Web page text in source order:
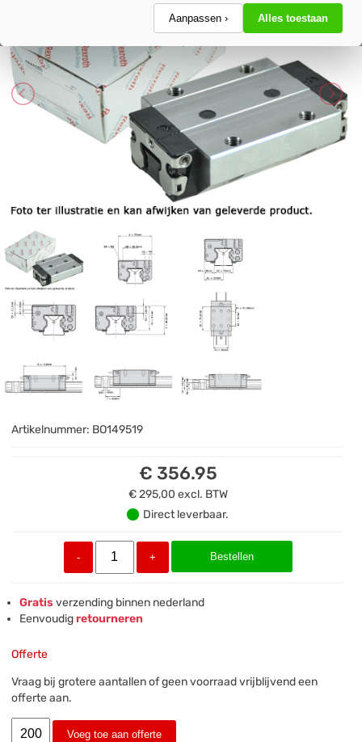
Aanpassen › Alles toestaan
Artikelnummer: BO149519
€ 356.95
€ 295,00 excl. BTW
Direct leverbaar.
- + Bestellen
Gratis verzending binnen nederland
Eenvoudigretourneren
Offerte
Vraag bij grotere aantallen of geen voorraad vrijblijvend een
offerte aan.
Voeg toe aan offerte